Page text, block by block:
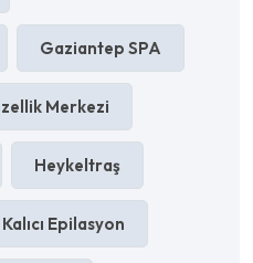
Gaziantep SPA
Merkezi
Heykeltraş
Kalıcı Epilasyon